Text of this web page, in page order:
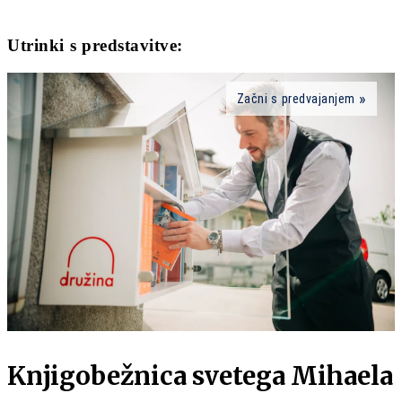
Utrinki s predstavitve:
Začni s predvajanjem
Knjigobežnica svetega Mihaela